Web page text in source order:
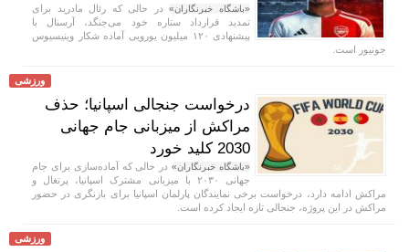
«باشگاه خبرنگاران»در حالی که رئال مادرید برای
تمدید قرارداد ستاره خود می‌جنگد، آرسنال با
پیشنهادی ۱۲۰ میلیون یورویی آماده شکار وینیسیوس
جونیور است.
ورزشی
درخواست جنجالی اسپانیا؛ حذف
مراکش از میزبانی جام جهانی
2030 کلید خورد
«باشگاه خبرنگاران»در حالی که آماده‌سازی برای جام
جهانی ۲۰۳۰ با میزبانی مشترک اسپانیا، پرتغال و
مراکش ادامه دارد، درخواست برخی نمایندگان پارلمان اسپانیا برای بازنگری در حضور
مراکش در این پروژه، جنجالی تازه ایجاد کرده است.
ورزشی